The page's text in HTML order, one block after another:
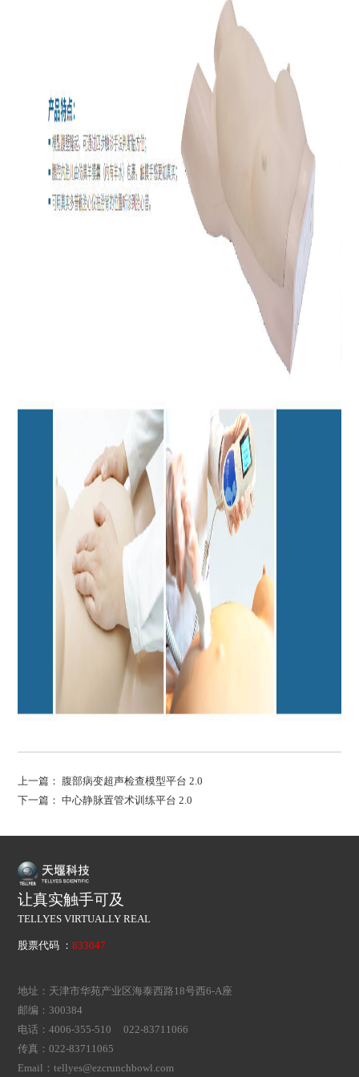
上一篇：
腹部病变超声检查模型平台 2.0
下一篇： 中心静脉置管术训练平台 2.0
让真实触手可及
TELLYES VIRTUALLY REAL
股票代码 ：833047
地址：天津市华苑产业区海泰西路18号西6-A座
邮编：300384
电话：4006-355-510 022-83711066
传真：022-83711065
Email：tellyes@ezcrunchbowl.com